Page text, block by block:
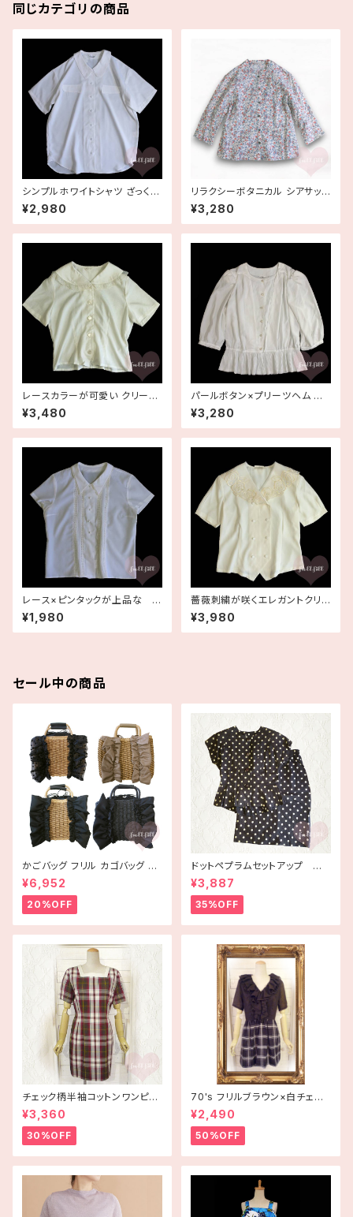
同じカテゴリの商品
シンプルホワイトシャツ ざっくり
感×女性らしさ ホワイトブラウス
古着 ヴィンテージ
¥2,980
リラクシーボタニカル シアサッカ
ーブラウス 梅型シェルボタン 古
着
¥3,280
レースカラーが可愛い クリーム
色フェミニン半袖ブラウス 古着
ヴィンテージ
¥3,480
パールボタン×プリーツヘム ホ
ワイトブラウス 古着
¥3,280
レース×ピンタックが上品な サ
ラッと涼しいホワイトブラウス 古
着 ヴィンテージ
¥1,980
薔薇刺繍が咲くエレガントクリ
ームダブルボタンブラウス 古着
ヴィンテージ
¥3,980
セール中の商品
かごバッグ フリル カゴバッグ ba
g 手編み ハンドメイド
¥6,952
20%OFF
ドットペプラムセットアップ 古
着
¥3,887
35%OFF
チェック柄半袖コットンワンピー
ス 古着
¥3,360
30%OFF
70's フリルブラウン×白チェッ
ク半袖ワンピース【アメリカ古
着】
¥2,490
50%OFF